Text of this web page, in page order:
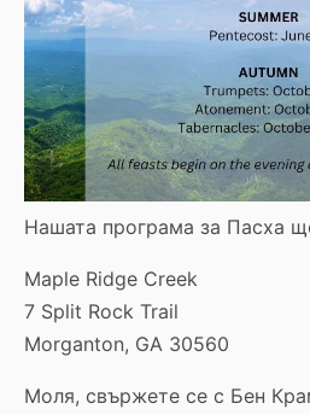
Нашата програма за Пасха
Maple Ridge Creek
7 Split Rock Trail
Morganton, GA 30560
Моля, свържете се с Бен